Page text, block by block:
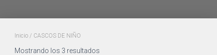
Inicio / CASCOS DE NIÑO
Mostrando los 3 resultados